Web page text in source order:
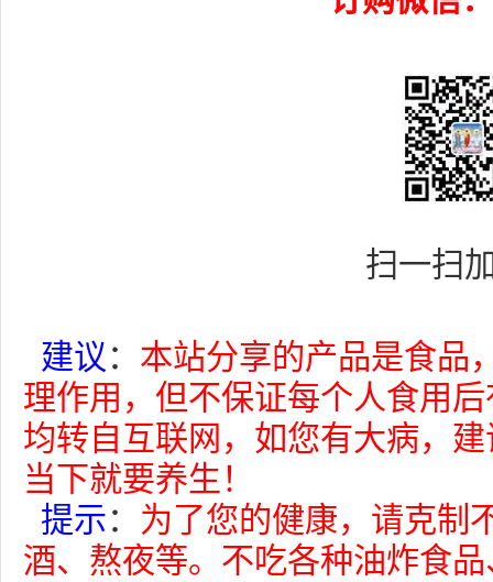
扫一扫
建议 ： 本站分享的产品是食品
理作用，但不保证每个人食用
均转自互联网，如您有大病，
当下就要养生！
提示： 为了您的健康，请克制
酒、熬夜等。不吃各种油炸食